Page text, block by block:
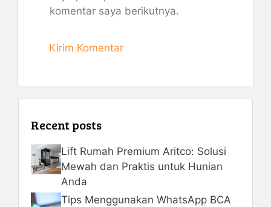
komentar saya berikutnya.
Recent posts
Lift Rumah Premium Aritco: Solusi
Mewah dan Praktis untuk Hunian
Anda
Tips Menggunakan WhatsApp BCA